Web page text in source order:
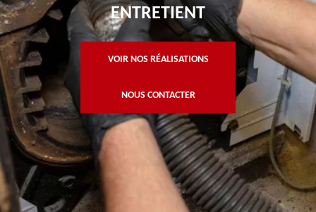
ENTRETIENT
VOIR NOS RÉALISATIONS
NOUS CONTACTER